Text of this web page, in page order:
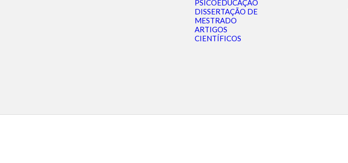
PSICOEDUCAÇÃO
DISSERTAÇÃO DE
MESTRADO
ARTIGOS
CIENTÍFICOS